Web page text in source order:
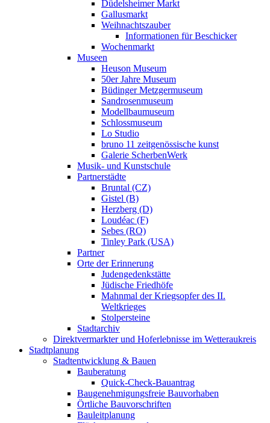
Düdelsheimer Markt
Gallusmarkt
Weihnachtszauber
Informationen für Beschicker
Wochenmarkt
Museen
Heuson Museum
50er Jahre Museum
Büdinger Metzgermuseum
Sandrosenmuseum
Modellbaumuseum
Schlossmuseum
Lo Studio
bruno 11 zeitgenössische kunst
Galerie ScherbenWerk
Musik- und Kunstschule
Partnerstädte
Bruntal (CZ)
Gistel (B)
Herzberg (D)
Loudéac (F)
Sebes (RO)
Tinley Park (USA)
Partner
Orte der Erinnerung
Judengedenkstätte
Jüdische Friedhöfe
Mahnmal der Kriegsopfer des II.
Weltkrieges
Stolpersteine
Stadtarchiv
Direktvermarkter und Hoferlebnisse im Wetteraukreis
Stadtplanung
Stadtentwicklung & Bauen
Bauberatung
Quick-Check-Bauantrag
Baugenehmigungsfreie Bauvorhaben
Örtliche Bauvorschriften
Bauleitplanung